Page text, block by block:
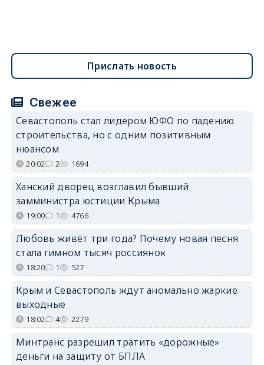
Прислать новость
Свежее
Севастополь стал лидером ЮФО по падению
строительства, но с одним позитивным
нюансом
20:02 2 1694
Ханский дворец возглавил бывший
замминистра юстиции Крыма
19:00 1 4766
Любовь живёт три года? Почему новая песня
стала гимном тысяч россиянок
18:20 1 527
Крым и Севастополь ждут аномально жаркие
выходные
18:02 4 2279
Минтранс разрешил тратить «дорожные»
деньги на защиту от БПЛА